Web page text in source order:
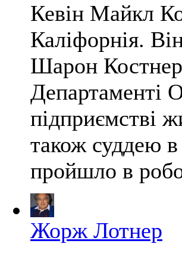
Кевін Майкл
Каліфорнія.
Шарон
Департаменті
підприємстві
також суддею в
пройшло в
Жорж Лотнер